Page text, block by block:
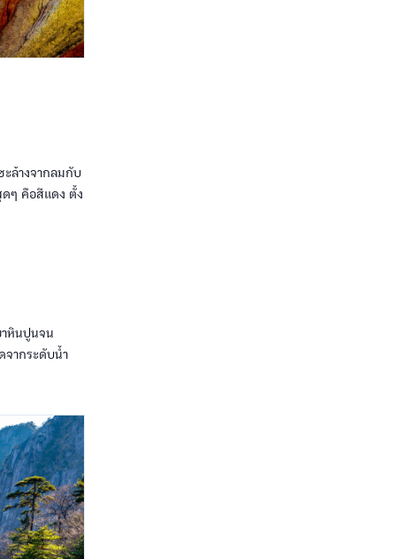
ะล้างจากลมกับ
ดๆ คือสีแดง ตั้ง
าหินปูนจน
ากระดับน้ำ